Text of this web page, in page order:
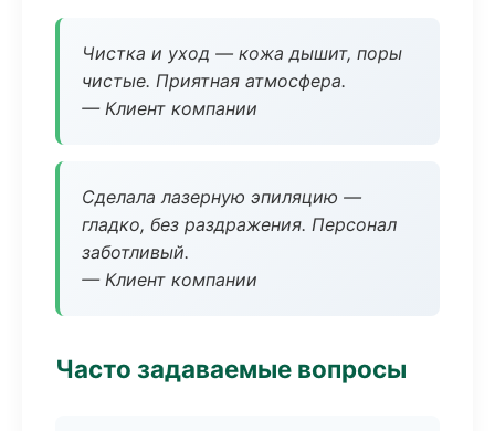
Чистка и уход — кожа дышит, поры
чистые. Приятная атмосфера.
— Клиент компании
Сделала лазерную эпиляцию —
гладко, без раздражения. Персонал
заботливый.
— Клиент компании
Часто задаваемые вопросы